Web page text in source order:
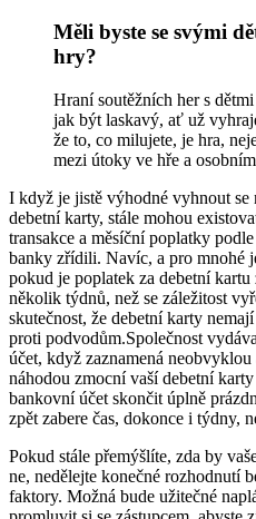
Měli byste se svými
hry?
Hraní soutěžních her s
jak být laskavý, ať už
že to, co milujete, je hra,
mezi útoky ve hře a
I když je jistě výhodné vyhnout
debetní karty, stále mohou
transakce a měsíční poplatky
banky zřídili. Navíc, a pro mnohé
pokud je poplatek za debetní
několik týdnů, než se záležitost
skutečnost, že debetní karty
proti podvodům.Společnost
účet, když zaznamená
náhodou zmocní vaší debetní
bankovní účet skončit úplně
zpět zabere čas, dokonce i týdny,
Pokud stále přemýšlíte, zda by
ne, nedělejte konečné rozhodnutí
faktory. Možná bude užitečné